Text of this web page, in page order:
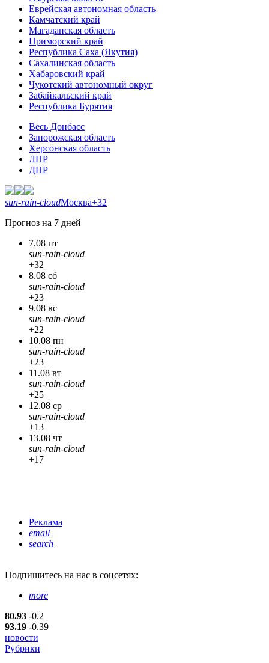
Еврейская автономная область
Камчатский край
Магаданская область
Приморский край
Республика Саха (Якутия)
Сахалинская область
Хабаровский край
Чукотский автономный округ
Забайкальский край
Республика Бурятия
Весь Донбасс
Запорожская область
Херсонская область
ЛНР
ДНР
sun-rain-cloudМосква+32
Прогноз на 7 дней
7.08 пт
sun-rain-cloud
+32
8.08 сб
sun-rain-cloud
+23
9.08 вс
sun-rain-cloud
+22
10.08 пн
sun-rain-cloud
+23
11.08 вт
sun-rain-cloud
+25
12.08 ср
sun-rain-cloud
+13
13.08 чт
sun-rain-cloud
+17
Реклама
email
search
Подпишитесь на нас в соцсетях:
more
80.93 -0.2
93.19 -0.39
новости
Рубрики